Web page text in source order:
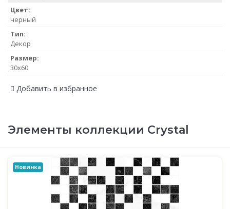
Цвет:
черный
Тип:
Декор
Размер:
30x60
Добавить в избранное
Элементы коллекции Crystal
Новинка